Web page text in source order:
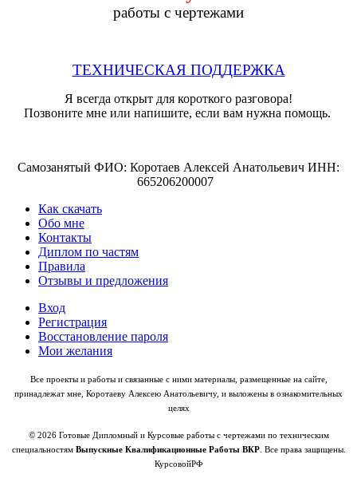
работы с чертежами
ТЕХНИЧЕСКАЯ ПОДДЕРЖКА
Я всегда открыт для короткого разговора!
Позвоните мне или напишите, если вам нужна помощь.
Самозанятый ФИО: Коротаев Алексей Анатольевич ИНН:
665206200007
Как скачать
Обо мне
Контакты
Диплом по частям
Правила
Отзывы и предложения
Вход
Регистрация
Восстановление пароля
Мои желания
Все проекты и работы и связанные с ними материалы, размещенные на сайте,
принадлежат мне, Коротаеву Алексею Анатольевичу, и выложены в ознакомительных
целях
© 2026 Готовые Дипломный и Курсовые работы с чертежами по техническим
специальностям Выпускные Квалификационные Работы ВКР. Все права защищены.
КурсовойРФ